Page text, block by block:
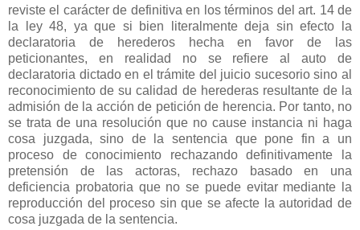
reviste el carácter de definitiva en los términos del art. 14 de
la ley 48, ya que si bien literalmente deja sin efecto la
declaratoria de herederos hecha en favor de las
peticionantes, en realidad no se refiere al auto de
declaratoria dictado en el trámite del juicio sucesorio sino al
reconocimiento de su calidad de herederas resultante de la
admisión de la acción de petición de herencia. Por tanto, no
se trata de una resolución que no cause instancia ni haga
cosa juzgada, sino de la sentencia que pone fin a un
proceso de conocimiento rechazando definitivamente la
pretensión de las actoras, rechazo basado en una
deficiencia probatoria que no se puede evitar mediante la
reproducción del proceso sin que se afecte la autoridad de
cosa juzgada de la sentencia.